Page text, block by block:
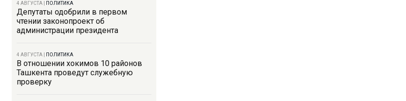
4 АВГУСТА ПОЛИТИКА
Депутаты одобрили в первом
чтении законопроект об
администрации президента
4 АВГУСТА ПОЛИТИКА
В отношении хокимов 10 районов
Ташкента проведут служебную
проверку